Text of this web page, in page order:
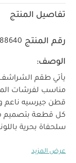
تفاصيل المنتج
رقم المنتج
الوصف:
يأتي طقم
مناسب لفرشات
قطن جيرسيه ناعم
كل قطعة بتصميم
سلحفاة بحرية
طفلك. لماذاعرض المزيد